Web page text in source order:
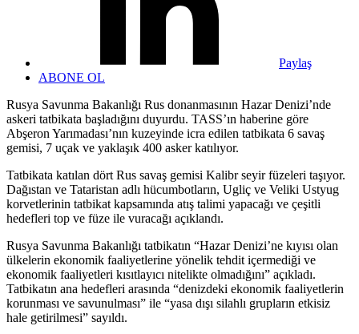
Paylaş
ABONE OL
Rusya Savunma Bakanlığı Rus donanmasının Hazar Denizi’nde
askeri tatbikata başladığını duyurdu. TASS’ın haberine göre
Abşeron Yarımadası’nın kuzeyinde icra edilen tatbikata 6 savaş
gemisi, 7 uçak ve yaklaşık 400 asker katılıyor.
Tatbikata katılan dört Rus savaş gemisi Kalibr seyir füzeleri taşıyor.
Dağıstan ve Tataristan adlı hücumbotların, Ugliç ve Veliki Ustyug
korvetlerinin tatbikat kapsamında atış talimi yapacağı ve çeşitli
hedefleri top ve füze ile vuracağı açıklandı.
Rusya Savunma Bakanlığı tatbikatın “Hazar Denizi’ne kıyısı olan
ülkelerin ekonomik faaliyetlerine yönelik tehdit içermediği ve
ekonomik faaliyetleri kısıtlayıcı nitelikte olmadığını” açıkladı.
Tatbikatın ana hedefleri arasında “denizdeki ekonomik faaliyetlerin
korunması ve savunulması” ile “yasa dışı silahlı grupların etkisiz
hale getirilmesi” sayıldı.